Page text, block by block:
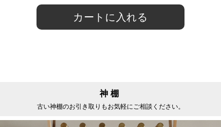
カートに入れる
神棚
古い神棚のお引き取りもお気軽にご相談ください。